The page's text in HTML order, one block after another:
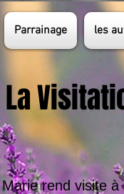
Parrainage les
La
rend visite à